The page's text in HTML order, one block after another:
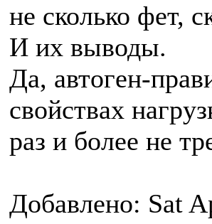
не сколько фет,
И их выводы.
Да, автоген-
свойствах
раз и более не
Добавлено: Sat